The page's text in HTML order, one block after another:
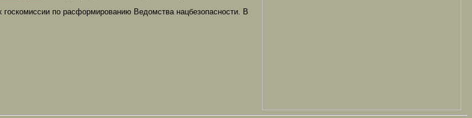
госкомиссии по расформированию Ведомства нацбезопасности. В